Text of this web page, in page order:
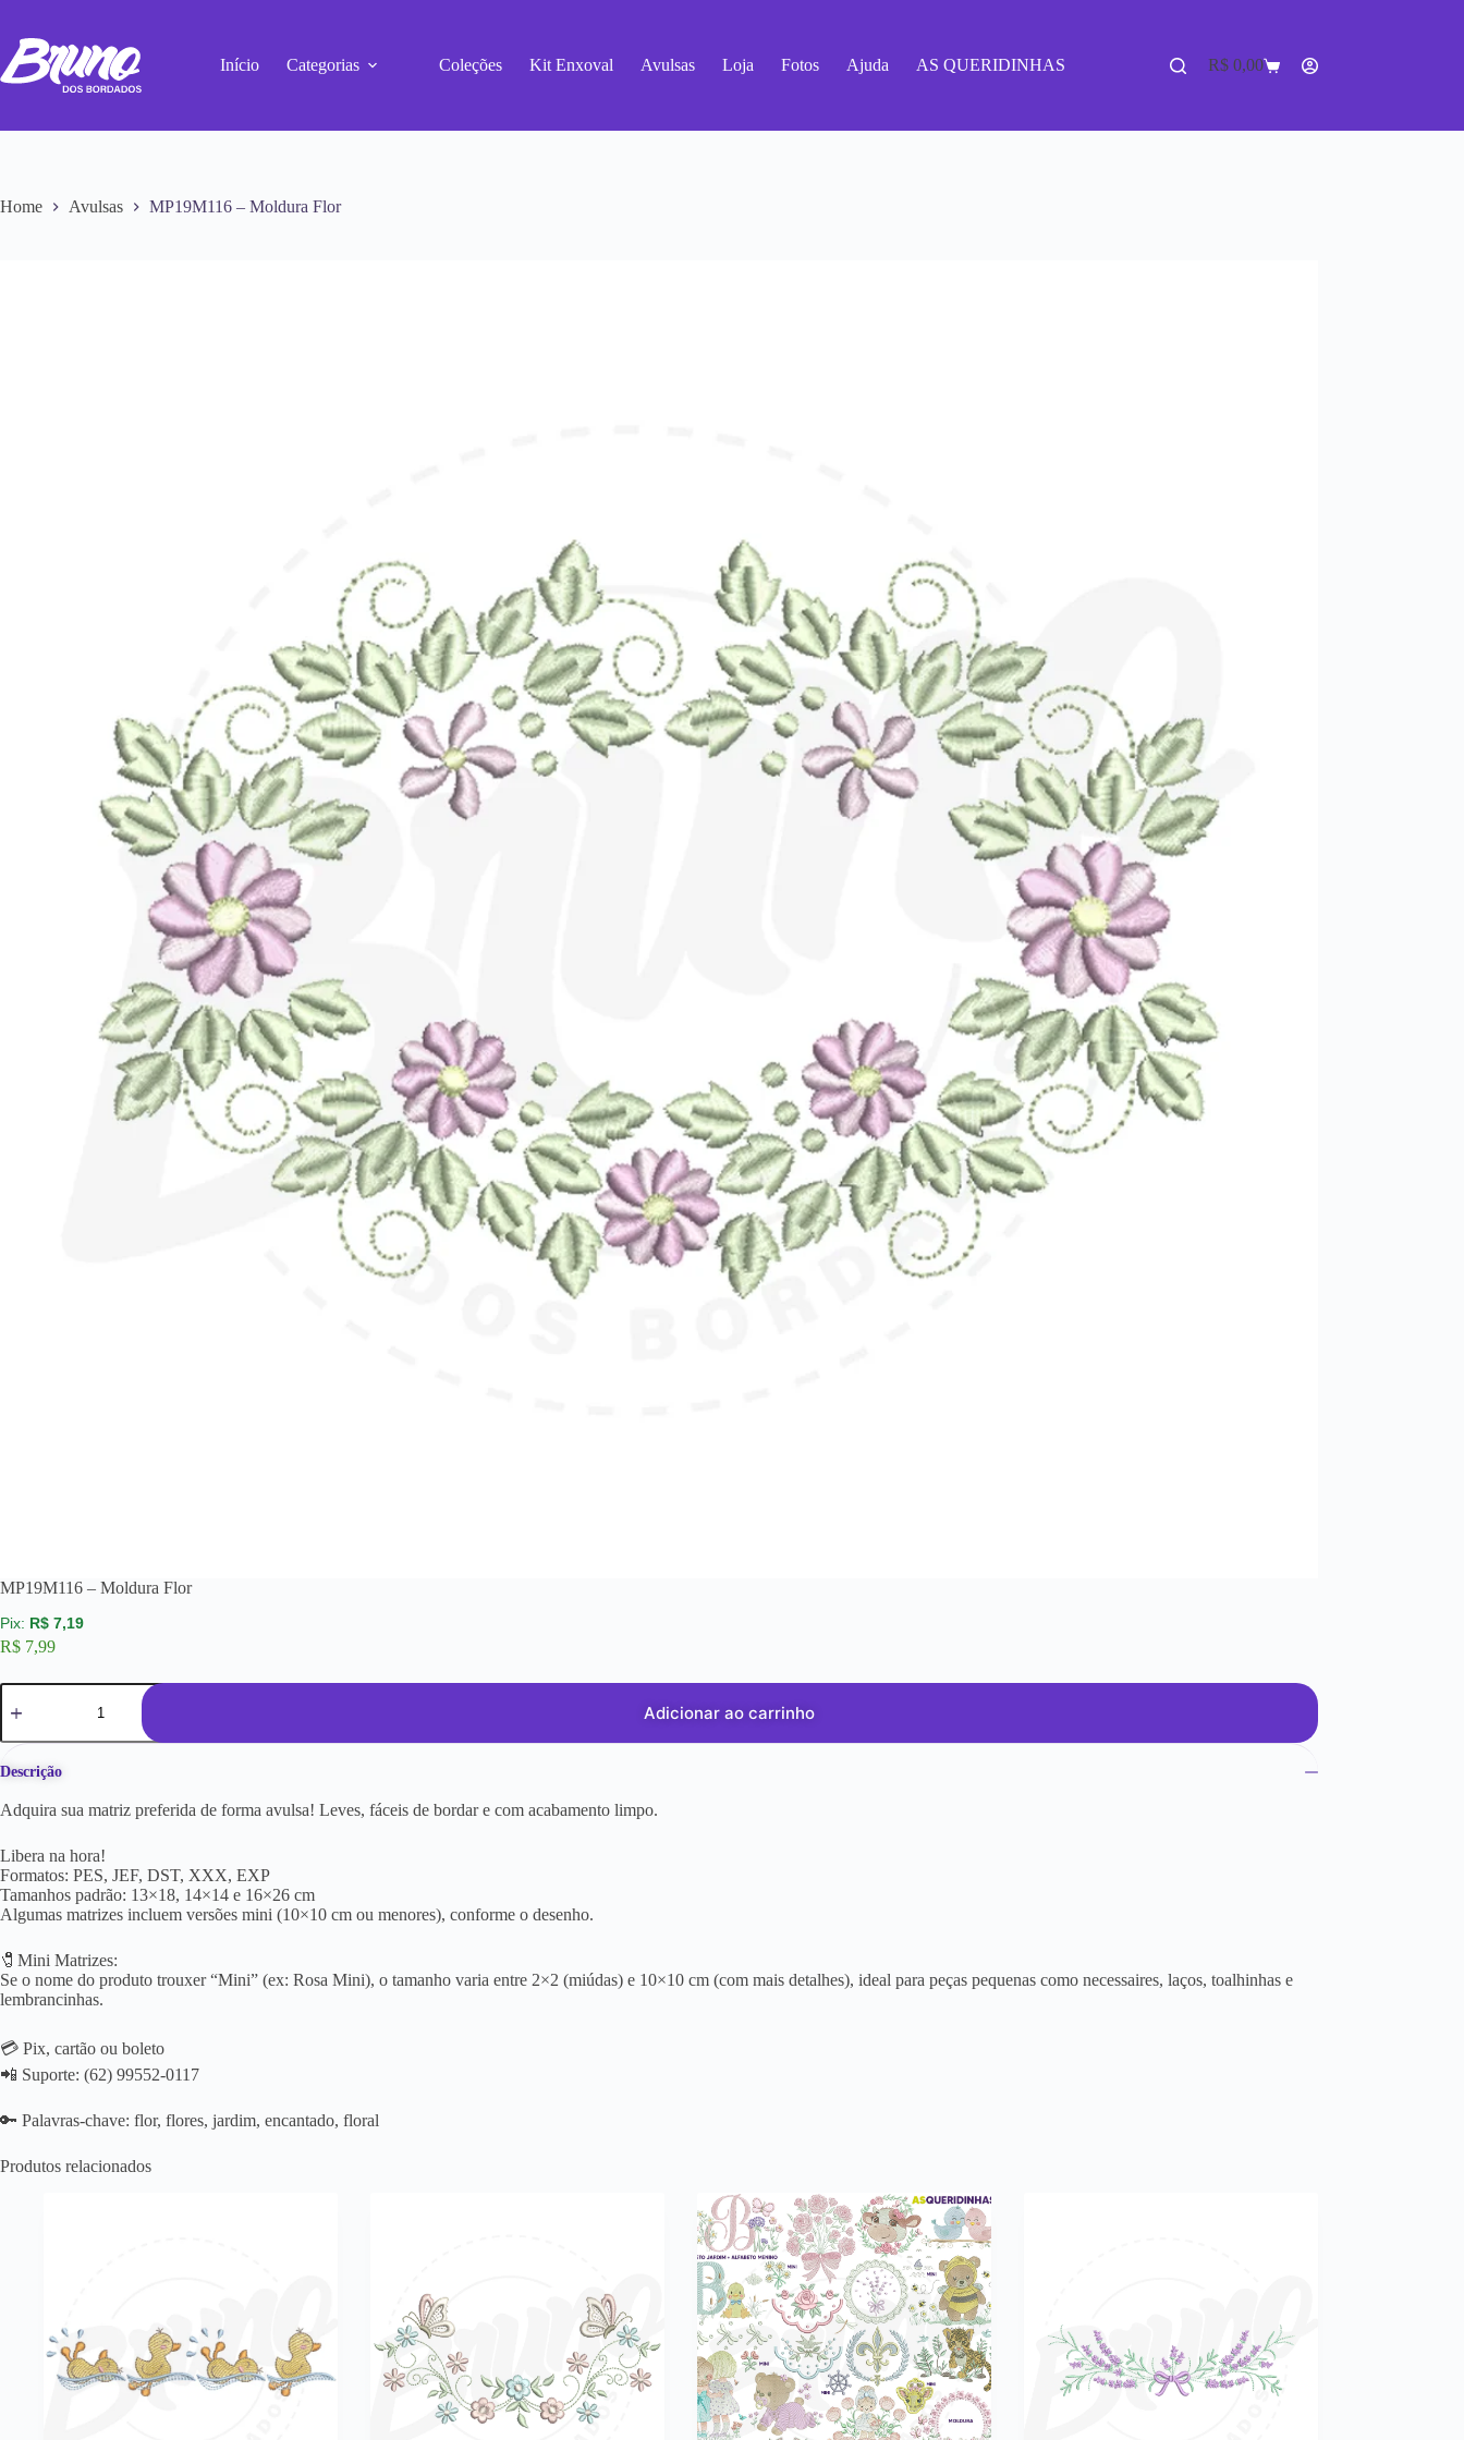
Início Categorias Coleções Kit Enxoval Avulsas Loja Fotos Ajuda AS QUERIDINHAS R$0,00
Home Avulsas MP19M116 – Moldura Flor
MP19M116 – Moldura Flor
R$ 7,19
R$ 7,99
Adicionar ao carrinho
Descrição
Adquira sua matriz preferida de forma avulsa! Leves, fáceis de bordar e com acabamento limpo.
Libera na hora!
Formatos: PES, JEF, DST, XXX, EXP
Tamanhos padrão: 13×18, 14×14 e 16×26 cm
Algumas matrizes incluem versões mini (10×10 cm ou menores), conforme o desenho.
🧷Mini Matrizes:
Se o nome do produto trouxer “Mini” (ex: Rosa Mini), o tamanho varia entre 2×2 (miúdas) e 10×10 cm (com mais detalhes), ideal para peças pequenas como necessaires, laços, toalhinhas e
lembrancinhas.
💳 Pix, cartão ou boleto
📲 Suporte: (62) 99552-0117
🔑 Palavras-chave: flor, flores, jardim, encantado, floral
Produtos relacionados